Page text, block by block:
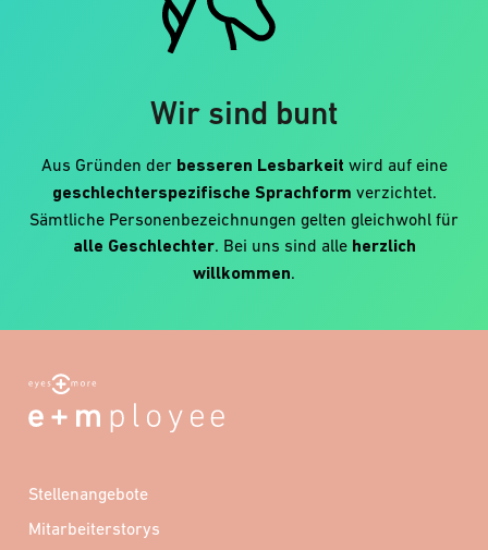
Wir sind bunt
Aus Gründen der besseren Lesbarkeit wird auf eine
geschlechterspezifische Sprachform verzichtet.
Sämtliche Personenbezeichnungen gelten gleichwohl für
alle Geschlechter. Bei uns sind alle herzlich
willkommen.
Stellenangebote
Mitarbeiterstorys